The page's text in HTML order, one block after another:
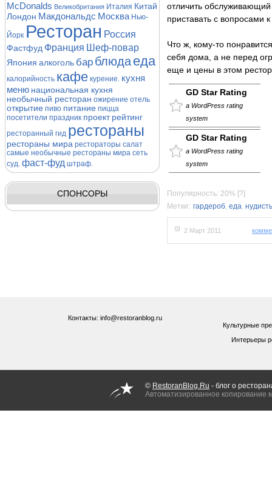
McDonalds Великобритания Италия Китай
Лондон Макдональдс Москва Нью-
Йорк Ресторан Россия
Фастфуд Франция Шеф-повар
Япония алкоголь бар блюдаеда
калорийность кафе курение. кухня
меню национальная кухня
необычный ресторан ожирение отель
открытие пиво питание пицца
посетители праздник проект рейтинг
ресторанный гид рестораны
рестораны мира рестораторы салат
самые необычные рестораны мира сеть
суд. фаст-фуд штраф.
СПОНСОРЫ
отличить обслуживающий
приставать с вопросами
Что ж, кому-то
себя дома, а не перед
еще и цены в этом
GD Star Rating
a WordPress rating
system
GD Star Rating
a WordPress rating
system
Популярность: 20% [?]
Метки: гардероб, еда,
2 Март 2011
Контакты: info@restoranblog.ru
Культурные
Интерьеры
© RestoranBlog.Ru - блог о
Автоматизированное копирование